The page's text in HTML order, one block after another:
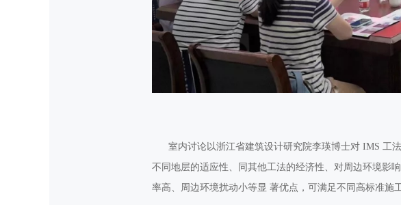
室内讨论以浙江省建筑设计研究院李瑛博士对 IMS 工
不同地层的适应性、同其他工法的经济性、对周边环境影
率高、周边环境扰动小等显 著优点，可满足不同高标准施